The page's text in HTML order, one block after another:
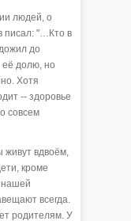
людей, о
писал: "…Кто в
до
её долю, но
Хотя
-- здоровье
совсем
живут вдвоём,
кроме
нашей
всегда.
родителям. У